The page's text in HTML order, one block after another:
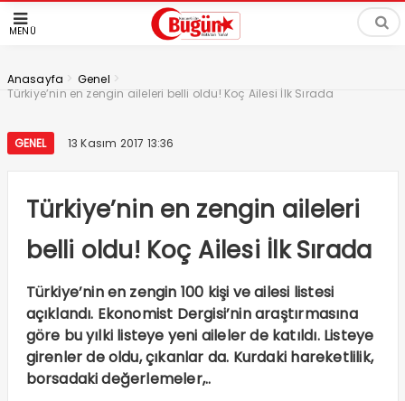
MENÜ
Anasayfa > Genel >
Türkiye’nin en zengin aileleri belli oldu! Koç Ailesi İlk Sırada
GENEL 13 Kasım 2017 13:36
Türkiye’nin en zengin aileleri
belli oldu! Koç Ailesi İlk Sırada
Türkiye’nin en zengin 100 kişi ve ailesi listesi
açıklandı. Ekonomist Dergisi’nin araştırmasına
göre bu yılki listeye yeni aileler de katıldı. Listeye
girenler de oldu, çıkanlar da. Kurdaki hareketlilik,
borsadaki değerlemeler,..